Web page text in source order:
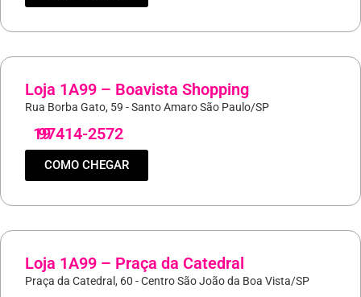
Loja 1A99 – Boavista Shopping
Rua Borba Gato, 59 - Santo Amaro São Paulo/SP
19
97414-2572
COMO CHEGAR
Loja 1A99 – Praça da Catedral
Praça da Catedral, 60 - Centro São João da Boa Vista/SP